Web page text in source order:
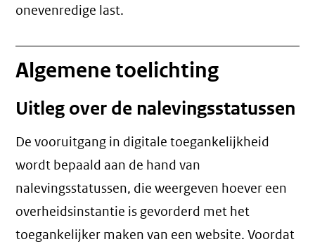
onevenredige last.
Algemene toelichting
Uitleg over de nalevingsstatussen
De vooruitgang in digitale toegankelijkheid
wordt bepaald aan de hand van
nalevingsstatussen, die weergeven hoever een
overheidsinstantie is gevorderd met het
toegankelijker maken van een website. Voordat